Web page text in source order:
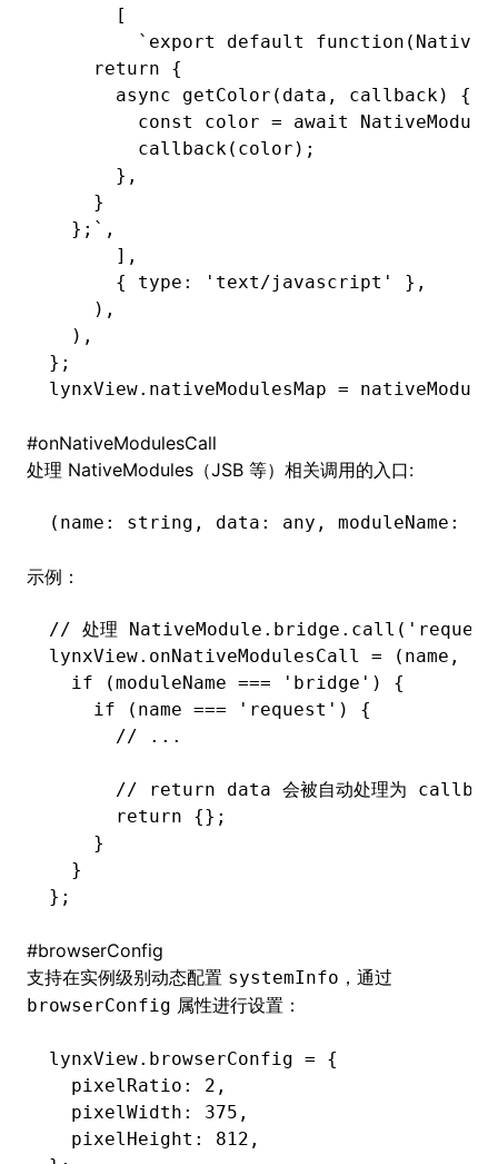
      [
`export default
    return {
      async getColor(data, callback) {
const color = await
        callback(color);
      },
    }
  };`
,
      ]
,
      { type
: 'text/javascript' } ,
    )
,
  )
,
};
lynxView.nativeModulesMap =
#onNativeModulesCall
处理 NativeModules（JSB 等）相关调用的入口:
(name : string , data : any , moduleName :
示例：
// 处理
lynxView. onNativeModulesCall = (name ,
  if
(moduleName === 'bridge' ) {
    if
(name === 'request' ) {
      // ...
// return data 会被自动处理为
      return
{};
    }
  }
};
#browserConfig
支持在实例级别动态配置 systemInfo ，通过
browserConfig 属性进行设置：
lynxView.browserConfig = {
  pixelRatio
: 2 ,
  pixelWidth
: 375 ,
  pixelHeight
: 812 ,